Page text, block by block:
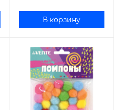
В корзину